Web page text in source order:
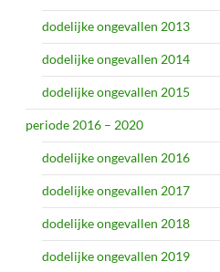
dodelijke ongevallen 2013
dodelijke ongevallen 2014
dodelijke ongevallen 2015
periode 2016 – 2020
dodelijke ongevallen 2016
dodelijke ongevallen 2017
dodelijke ongevallen 2018
dodelijke ongevallen 2019